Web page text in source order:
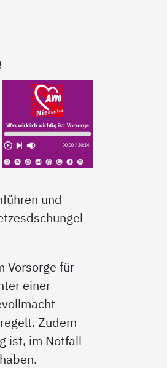
und
Vorsorge für
einer
Zudem
ist, im Notfall